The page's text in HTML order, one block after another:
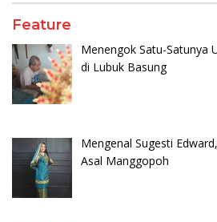
Feature
Menengok Satu-Satunya
di Lubuk Basung
Mengenal Sugesti
Asal Manggopoh